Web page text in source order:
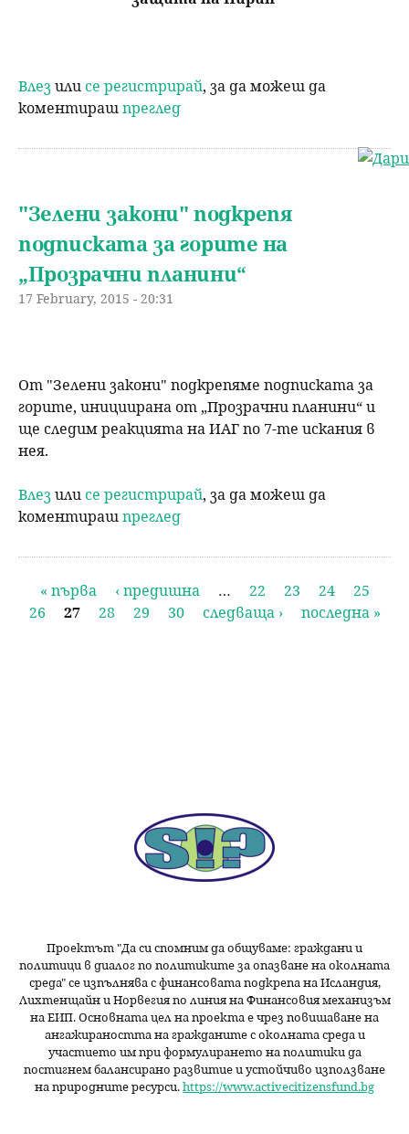
Влезили се регистрирай, за да можеш да
коментирашпреглед
"Зелени закони" подкрепя
подписката за горите на
„Прозрачни планини“
17 February, 2015 - 20:31
От "Зелени закони" подкрепяме подписката за
горите, инициирана от „Прозрачни планини“ и
ще следим реакцията на ИАГ по 7-те искания в
нея.
Влезили се регистрирай, за да можеш да
коментирашпреглед
т
« първа ‹ предишна … 22 23 24
25
26
27 28 29 30 следваща › последна »
Проектът "Да си спомним даобщуваме: граждани и
политици в диалог по политиките за опазване на околната
среда" се изпълнява с финансовата подкрепа на Исландия,
Лихтенщайн и Норвегия по линия на Финансовия механизъм
на ЕИП. Основната цел на проекта е чрез повишаване на
ангажираността на гражданите с околната среда и
участието им при формулирането на политики да
постигнем балансирано развитие и устойчиво използване
на природните ресурси.https://www.activecitizensfund.bg